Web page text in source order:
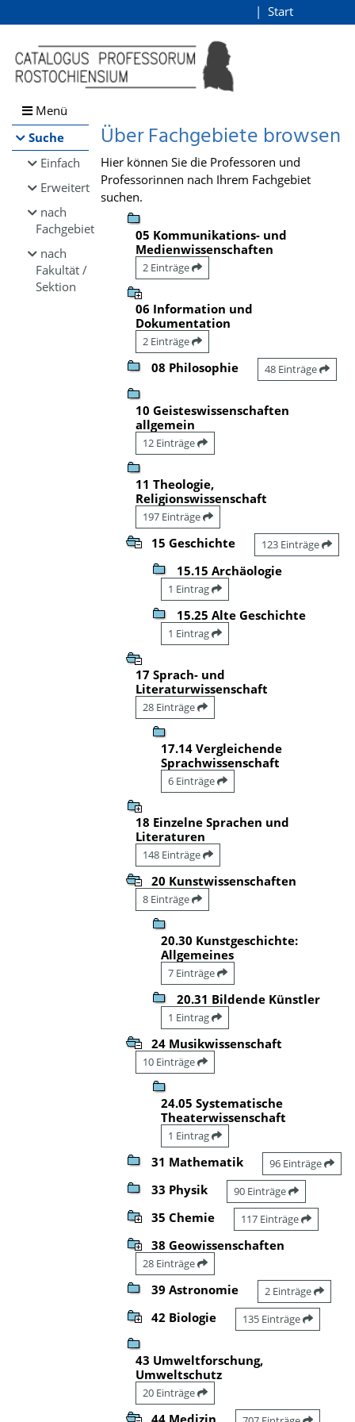
Browsen
direkt zum Inhalt
Start
Menü
Suche
Einfach
Erweitert
nach
Fachgebiet
nach
Fakultät /
Sektion
Über Fachgebiete browsen
Hier können Sie die Professoren und
Professorinnen nach Ihrem Fachgebiet
suchen.
05 Kommunikations- und
Medienwissenschaften
2 Einträge
06 Information und
Dokumentation
2 Einträge
08 Philosophie 48 Einträge
10 Geisteswissenschaften
allgemein
12 Einträge
11 Theologie,
Religionswissenschaft
197 Einträge
15 Geschichte 123 Einträge
15.15 Archäologie
1 Eintrag
15.25 Alte Geschichte
1 Eintrag
17 Sprach- und
Literaturwissenschaft
28 Einträge
17.14 Vergleichende
Sprachwissenschaft
6 Einträge
18 Einzelne Sprachen und
Literaturen
148 Einträge
20 Kunstwissenschaften
8 Einträge
20.30 Kunstgeschichte:
Allgemeines
7 Einträge
20.31 Bildende Künstler
1 Eintrag
24 Musikwissenschaft
10 Einträge
24.05 Systematische
Theaterwissenschaft
1 Eintrag
31 Mathematik 96 Einträge
33 Physik 90 Einträge
35 Chemie 117 Einträge
38 Geowissenschaften
28 Einträge
39 Astronomie 2 Einträge
42 Biologie 135 Einträge
43 Umweltforschung,
Umweltschutz
20 Einträge
44 Medizin